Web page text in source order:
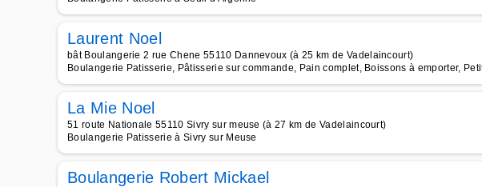
Laurent Noel
bât Boulangerie 2 rue Chene 55110 Dannevoux (à 25 km de Vadelaincourt)
Boulangerie Patisserie, Pâtisserie sur commande, Pain complet, Boissons à emporter,
La Mie Noel
51 route Nationale 55110 Sivry sur meuse (à 27 km de Vadelaincourt)
Boulangerie Patisserie à Sivry sur Meuse
Boulangerie Robert Mickael